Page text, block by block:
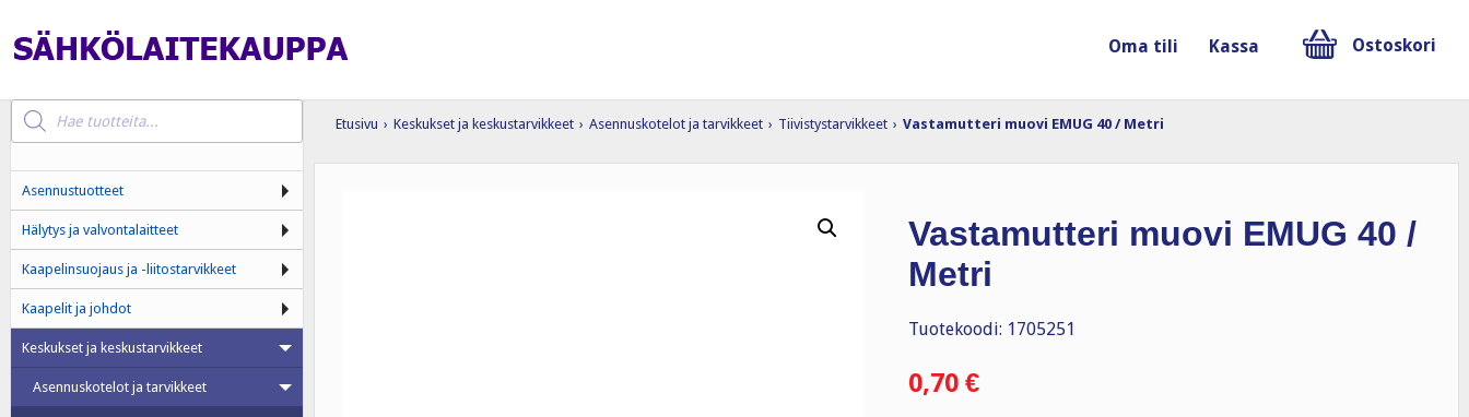
Oma tili Kassa Ostoskori
Etusivu › Keskukset ja keskustarvikkeet › Asennuskotelot ja tarvikkeet › Tiivistystarvikkeet › Vastamutteri muovi EMUG 40 / Metri
Vastamutteri muovi EMUG 40 /
Metri
Tuotekoodi: 1705251
0,70 €
Products
search
Asennustuotteet
Hälytys ja valvontalaitteet
Kaapelinsuojaus ja -liitostarvikkeet
Kaapelit ja johdot
Keskukset ja keskustarvikkeet
Asennuskotelot ja tarvikkeet